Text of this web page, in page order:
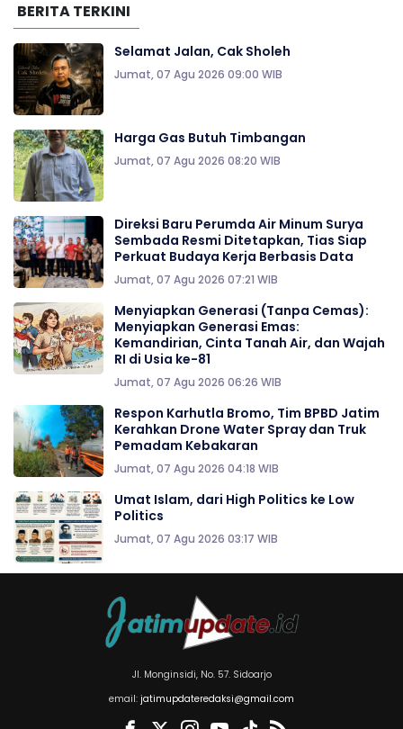
BERITA TERKINI
Selamat Jalan, Cak Sholeh
Jumat, 07 Agu 2026 09:00 WIB
Harga Gas Butuh Timbangan
Jumat, 07 Agu 2026 08:20 WIB
Direksi Baru Perumda Air Minum Surya
Sembada Resmi Ditetapkan, Tias Siap
Perkuat Budaya Kerja Berbasis Data
Jumat, 07 Agu 2026 07:21 WIB
Menyiapkan Generasi (Tanpa Cemas):
Menyiapkan Generasi Emas:
Kemandirian, Cinta Tanah Air, dan Wajah
RI di Usia ke-81
Jumat, 07 Agu 2026 06:26 WIB
Respon Karhutla Bromo, Tim BPBD Jatim
Kerahkan Drone Water Spray dan Truk
Pemadam Kebakaran
Jumat, 07 Agu 2026 04:18 WIB
Umat Islam, dari High Politics ke Low
Politics
Jumat, 07 Agu 2026 03:17 WIB
Jl. Monginsidi, No. 57. Sidoarjo
email: jatimupdateredaksi@gmail.com